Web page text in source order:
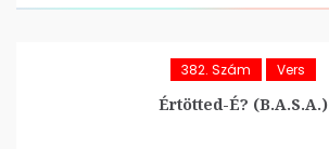
382. Szám Vers
Értötted-É? (B.A.S.A.)